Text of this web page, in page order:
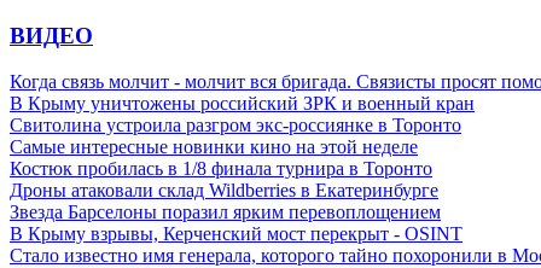
ВИДЕО
Когда связь молчит - молчит вся бригада. Связисты просят
В Крыму уничтожены российский ЗРК и военный кран
Свитолина устроила разгром экс-россиянке в Торонто
Самые интересные новинки кино на этой неделе
Костюк пробилась в 1/8 финала турнира в Торонто
Дроны атаковали склад Wildberries в Екатеринбурге
Звезда Барселоны поразил ярким перевоплощением
В Крыму взрывы, Керченский мост перекрыт - OSINT
Стало известно имя генерала, которого тайно похоронили в